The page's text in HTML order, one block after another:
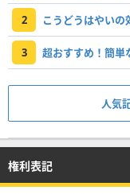
2 こうどうはやいの
3 超おすすめ！簡単
人気
権利表記